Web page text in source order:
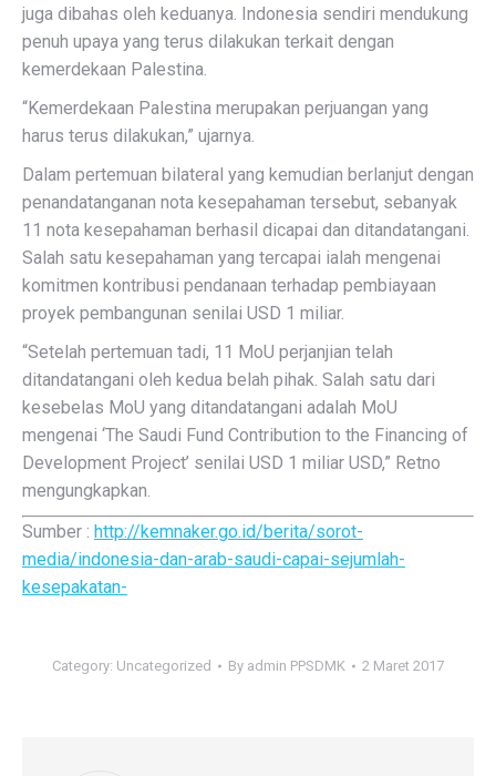
juga dibahas oleh keduanya. Indonesia sendiri mendukung
penuh upaya yang terus dilakukan terkait dengan
kemerdekaan Palestina.
“Kemerdekaan Palestina merupakan perjuangan yang
harus terus dilakukan,” ujarnya.
Dalam pertemuan bilateral yang kemudian berlanjut dengan
penandatanganan nota kesepahaman tersebut, sebanyak
11 nota kesepahaman berhasil dicapai dan ditandatangani.
Salah satu kesepahaman yang tercapai ialah mengenai
komitmen kontribusi pendanaan terhadap pembiayaan
proyek pembangunan senilai USD 1 miliar.
“Setelah pertemuan tadi, 11 MoU perjanjian telah
ditandatangani oleh kedua belah pihak. Salah satu dari
kesebelas MoU yang ditandatangani adalah MoU
mengenai ‘The Saudi Fund Contribution to the Financing of
Development Project’ senilai USD 1 miliar USD,” Retno
mengungkapkan.
Sumber : http://kemnaker.go.id/berita/sorot-
media/indonesia-dan-arab-saudi-capai-sejumlah-
kesepakatan-
Category: Uncategorized By admin PPSDMK 2 Maret 2017